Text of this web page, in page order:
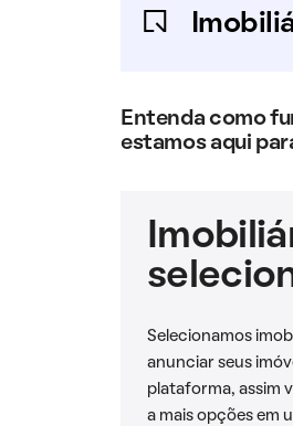
Entenda como
estamos aqui
Selecionamos
anunciar seus
plataforma, assim
a mais opções em